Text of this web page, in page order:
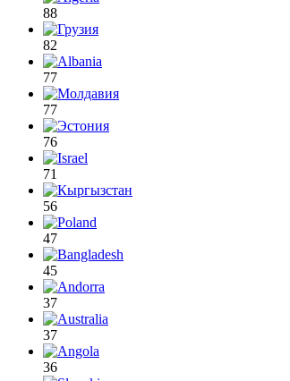
88
82
77
77
76
71
56
47
45
37
37
36